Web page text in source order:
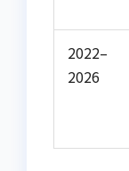
2022–
2026